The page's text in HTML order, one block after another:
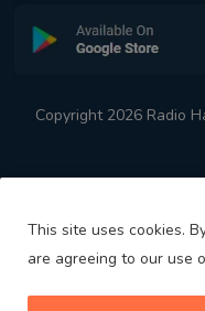
Copyright 2026 Radio
This site uses cookies.
are agreeing to our use
Australia's